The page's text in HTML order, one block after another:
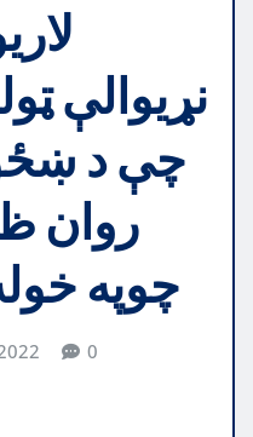
نړيوالې
چې د
روان
0